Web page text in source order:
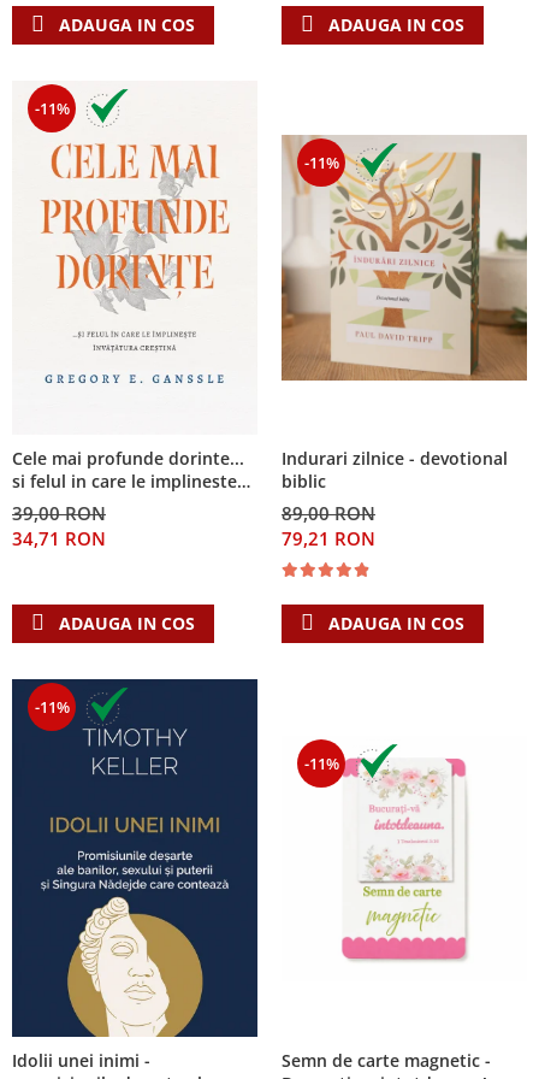
ADAUGA IN COS ADAUGA IN COS
-11%
Cele mai profunde dorinte...
si felul in care le implineste
invatatura crestina
39,00 RON
34,71 RON
ADAUGA IN COS
-11%
Indurari zilnice - devotional
biblic
89,00 RON
79,21 RON
ADAUGA IN COS
-11%
Idolii unei inimi -
-11%
Semn de carte magnetic -